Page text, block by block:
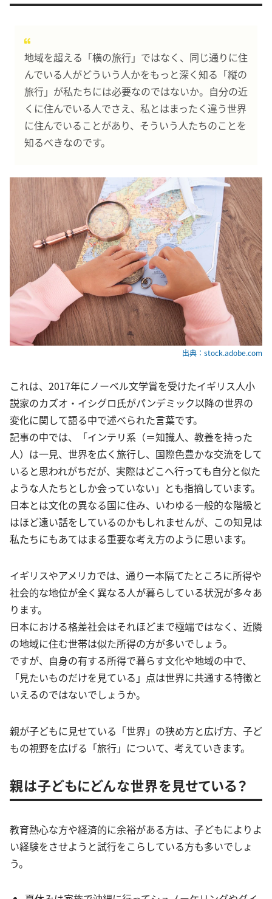
地域を超える「横の旅行」ではなく、同じ通りに住
んでいる人がどういう人かをもっと深く知る「縦の
旅行」が私たちには必要なのではないか。自分の近
くに住んでいる人でさえ、私とはまったく違う世界
に住んでいることがあり、そういう人たちのことを
知るべきなのです。
出典：stock.adobe.com
これは、2017年にノーベル文学賞を受けたイギリス人小
説家のカズオ・イシグロ氏がパンデミック以降の世界の
変化に関して語る中で述べられた言葉です。
記事の中では、「インテリ系（＝知識人、教養を持った
人）は一見、世界を広く旅行し、国際色豊かな交流をして
いると思われがちだが、実際はどこへ行っても自分と似た
ような人たちとしか会っていない」とも指摘しています。
日本とは文化の異なる国に住み、いわゆる一般的な階級と
はほど遠い話をしているのかもしれませんが、この知見は
私たちにもあてはまる重要な考え方のように思います。
イギリスやアメリカでは、通り一本隔てたところに所得や
社会的な地位が全く異なる人が暮らしている状況が多々あ
ります。
日本における格差社会はそれほどまで極端ではなく、近隣
の地域に住む世帯は似た所得の方が多いでしょう。
ですが、自身の有する所得で暮らす文化や地域の中で、
「見たいものだけを見ている」点は世界に共通する特徴と
いえるのではないでしょうか。
親が子どもに見せている「世界」の狭め方と広げ方、子ど
もの視野を広げる「旅行」について、考えていきます。
親は子どもにどんな世界を見せている？
教育熱心な方や経済的に余裕がある方は、子どもによりよ
い経験をさせようと試行をこらしている方も多いでしょ
う。